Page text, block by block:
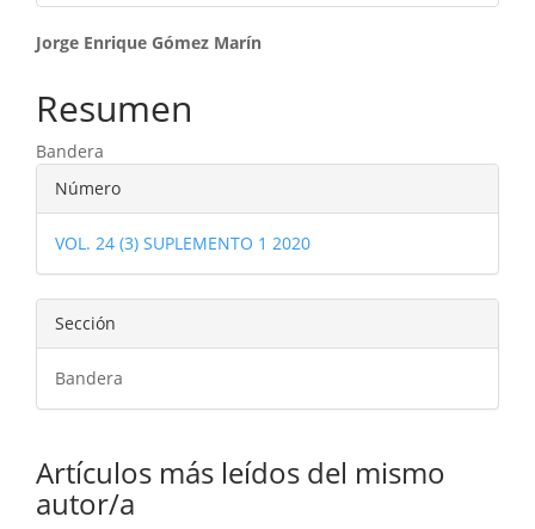
Contenido
principal
del
artículo
Jorge Enrique Gómez Marín
Resumen
Bandera
Detalles
del
artículo
Número
VOL. 24 (3) SUPLEMENTO 1 2020
Sección
Bandera
Artículos más leídos del mismo
autor/a